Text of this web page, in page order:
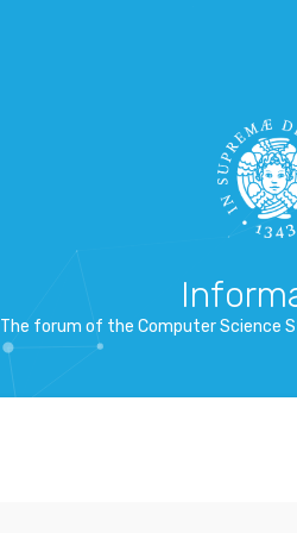
The forum of the Computer Science